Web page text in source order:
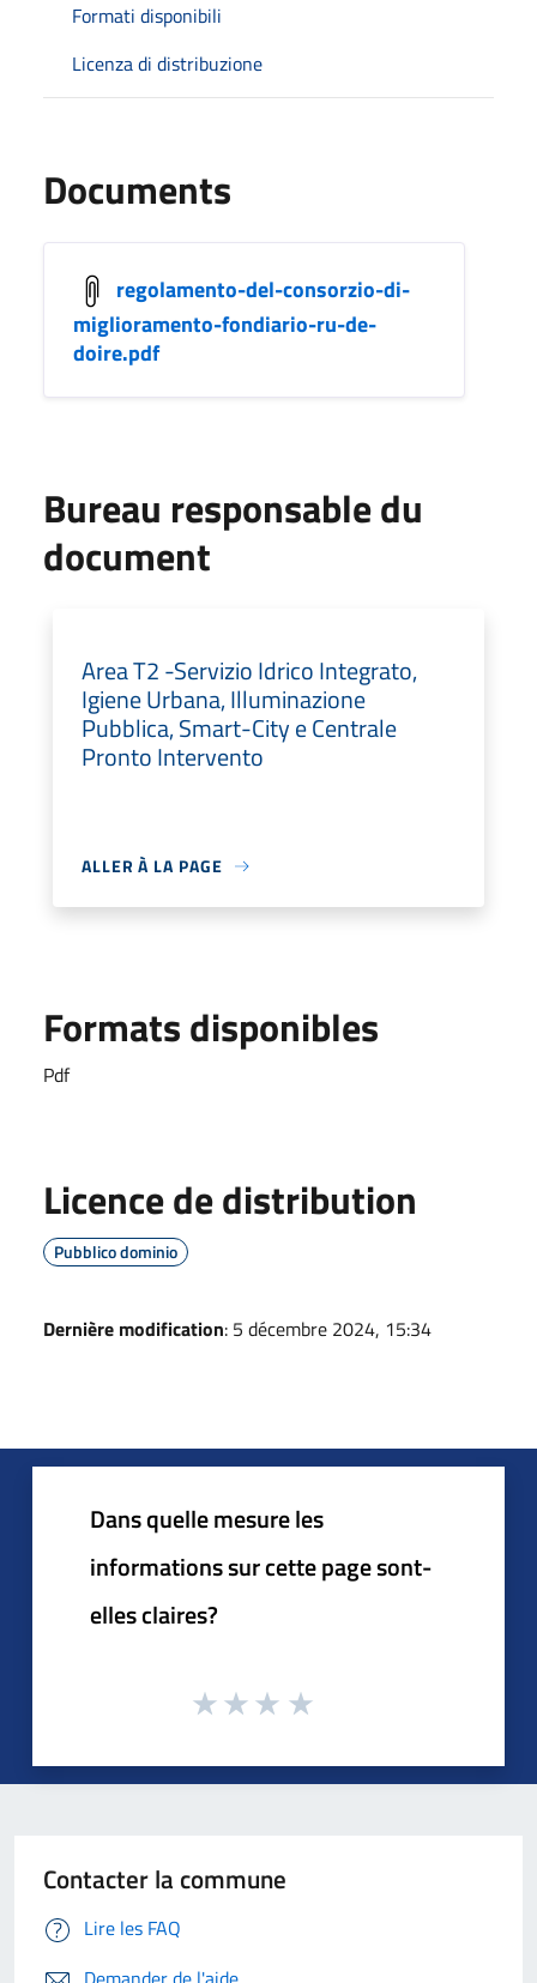
Formati disponibili
Licenza di distribuzione
Documents
regolamento-del-consorzio-di-
miglioramento-fondiario-ru-de-
doire.pdf
Bureau responsable du
document
Area T2 -Servizio Idrico Integrato,
Igiene Urbana, Illuminazione
Pubblica, Smart-City e Centrale
Pronto Intervento
ALLER À LA PAGE
Formats disponibles
Pdf
Licence de distribution
Pubblico dominio
Dernière modification: 5 décembre 2024, 15:34
Dans quelle mesure les
informations sur cette page sont-
elles claires?
Contacter la commune
Lire les FAQ